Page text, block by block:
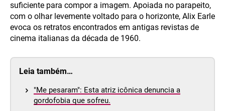
suficiente para compor a imagem. Apoiada no parapeito,
com o olhar levemente voltado para o horizonte, Alix Earle
evoca os retratos encontrados em antigas revistas de
cinema italianas da década de 1960.
Leia também…
"Me pesaram": Esta atriz icônica denuncia a
gordofobia que sofreu.